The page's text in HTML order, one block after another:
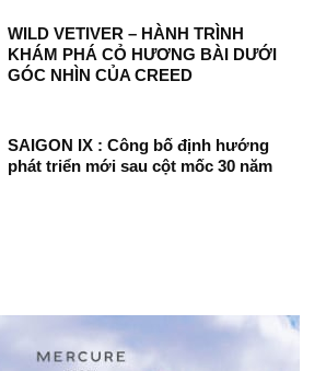
WILD VETIVER – HÀNH TRÌNH
KHÁM PHÁ CỎ HƯƠNG BÀI DƯỚI
GÓC NHÌN CỦA CREED
SAIGON IX : Công bố định hướng
phát triển mới sau cột mốc 30 năm